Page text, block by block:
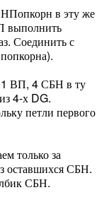
в эту же
выполнить
Соединить с
ВП, 4 СБН в ту
4-х DG.
петли первого
только за
оставшихся СБН.
СБН.